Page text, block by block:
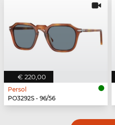
€ 220,00
Persol
PO3292S - 96/56